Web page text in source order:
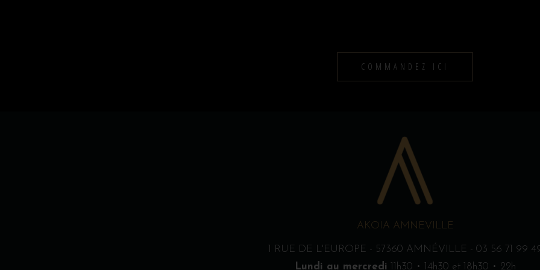
COMMANDEZ ICI
AKOIA AMNEVILLE
1 RUE DE L'EUROPE - 57360 AMNÉVILLE - 03 56 71 99
Lundi au mercredi 11h30 • 14h30 et 18h30 • 22h